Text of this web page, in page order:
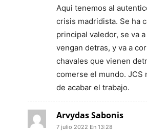
Aqui tenemos al
crisis madridista. Se ha
principal valedor, se va
vengan detras, y va a
chavales que vienen
comerse el mundo. JCS
de acabar el trabajo.
Arvydas Sabonis
7 julio 2022 En 13:28